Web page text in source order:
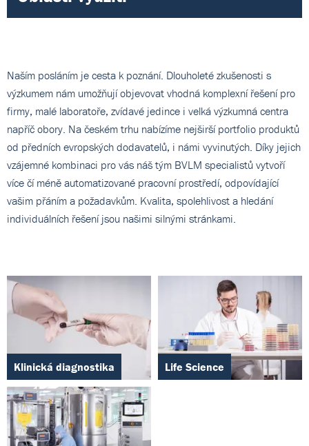
Naším posláním je cesta k poznání. Dlouholeté zkušenosti s
výzkumem nám umožňují objevovat vhodná komplexní řešení pro
firmy, malé laboratoře, zvídavé jedince i velká výzkumná centra
napříč obory. Na českém trhu nabízíme nejširší portfolio produktů
od předních evropských dodavatelů, i námi vyvinutých. Díky jejich
vzájemné kombinaci pro vás náš tým BVLM specialistů vytvoří
více čí méně automatizované pracovní prostředí, odpovídající
vašim přáním a požadavkům. Kvalita, spolehlivost a hledání
individuálních řešení jsou našimi silnými stránkami.
Klinická diagnostika Life Science